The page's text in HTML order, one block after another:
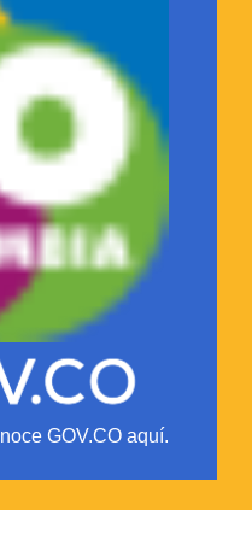
GOV.CO aquí.